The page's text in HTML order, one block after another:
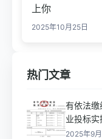
上你
2025年10月25日
热门文章
有依法缴
业投标实
2025年9